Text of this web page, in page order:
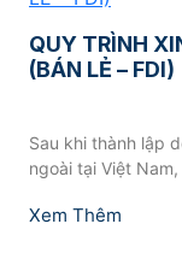
QUY TRÌNH
(BÁN LẺ – FDI)
Sau khi thành lập
ngoài tại Việt
Xem Thêm